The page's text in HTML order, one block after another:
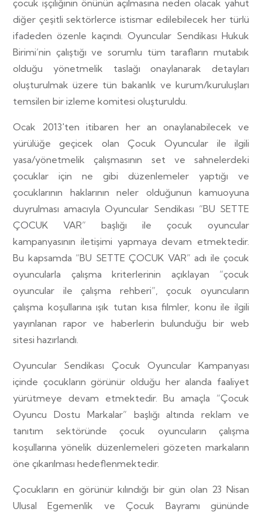
çocuk işçiliğinin önünün açılmasına neden olacak yahut
diğer çeşitli sektörlerce istismar edilebilecek her türlü
ifadeden özenle kaçındı. Oyuncular Sendikası Hukuk
Birimi’nin çalıştığı ve sorumlu tüm tarafların mutabık
olduğu yönetmelik taslağı onaylanarak detayları
oluşturulmak üzere tün bakanlık ve kurum/kuruluşları
temsilen bir izleme komitesi oluşturuldu.
Ocak 2013′ten itibaren her an onaylanabilecek ve
yürülüğe geçicek olan Çocuk Oyuncular ile ilgili
yasa/yönetmelik çalışmasının set ve sahnelerdeki
çocuklar için ne gibi düzenlemeler yaptığı ve
çocuklarının haklarının neler olduğunun kamuoyuna
duyrulması amacıyla Oyuncular Sendikası “BU SETTE
ÇOCUK VAR” başlığı ile çocuk oyuncular
kampanyasının iletişimi yapmaya devam etmektedir.
Bu kapsamda “BU SETTE ÇOCUK VAR” adı ile çocuk
oyuncularla çalışma kriterlerinin açıklayan “çocuk
oyuncular ile çalışma rehberi”, çocuk oyuncuların
çalışma koşullarına ışık tutan kısa filmler, konu ile ilgili
yayınlanan rapor ve haberlerin bulunduğu bir web
sitesi hazırlandı.
Oyuncular Sendikası Çocuk Oyuncular Kampanyası
içinde çocukların görünür olduğu her alanda faaliyet
yürütmeye devam etmektedir. Bu amaçla “Çocuk
Oyuncu Dostu Markalar” başlığı altında reklam ve
tanıtım sektöründe çocuk oyuncuların çalışma
koşullarına yönelik düzenlemeleri gözeten markaların
öne çıkarılması hedeflenmektedir.
Çocukların en görünür kılındığı bir gün olan 23 Nisan
Ulusal Egemenlik ve Çocuk Bayramı gününde